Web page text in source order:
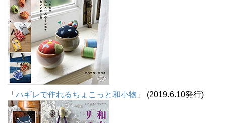
「 ハギレで作れるちょこっと和小物 」 (2019.6.10発行)